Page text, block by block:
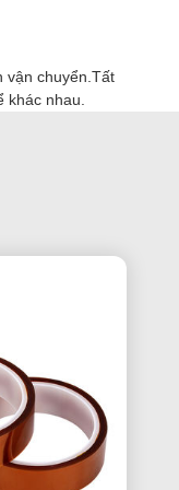
vận chuyển.Tất
nhau.